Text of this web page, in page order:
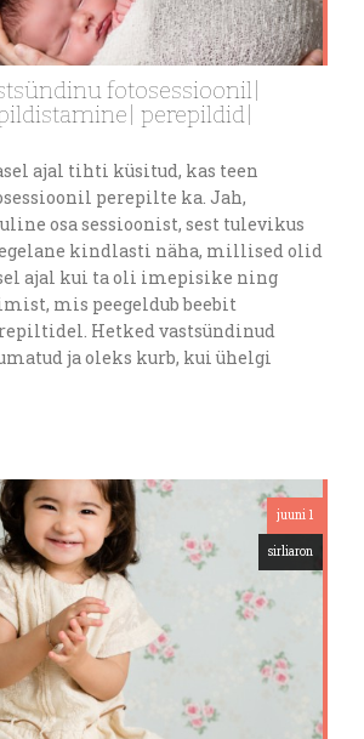
fotosessioonil|
perepildid|
ajal tihti küsitud, kas teen
perepilte ka. Jah,
osa sessioonist, sest tulevikus
kindlasti näha, millised olid
ajal kui ta oli imepisike ning
mis peegeldub beebit
Hetked vastsündinud
ja oleks kurb, kui ühelgi
juuni 1
sirliaron